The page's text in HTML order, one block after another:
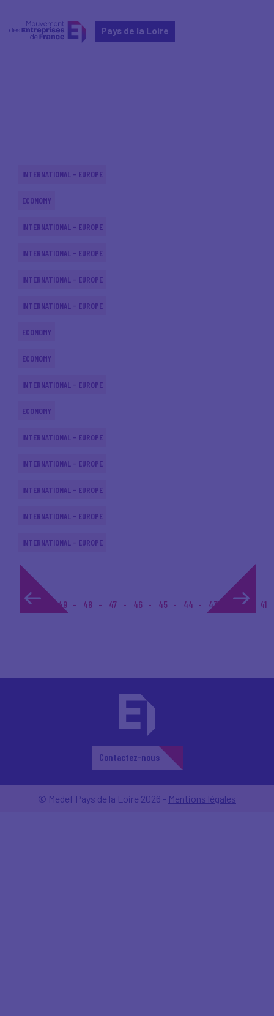
Pays de la Loire
INTERNATIONAL - EUROPE
ECONOMY
INTERNATIONAL - EUROPE
INTERNATIONAL - EUROPE
INTERNATIONAL - EUROPE
INTERNATIONAL - EUROPE
ECONOMY
ECONOMY
INTERNATIONAL - EUROPE
ECONOMY
INTERNATIONAL - EUROPE
INTERNATIONAL - EUROPE
INTERNATIONAL - EUROPE
INTERNATIONAL - EUROPE
INTERNATIONAL - EUROPE
1... 49 48 47 46 45 44 43 42 41
Contactez-nous
© Medef Pays de la Loire 2026 - Mentions légales